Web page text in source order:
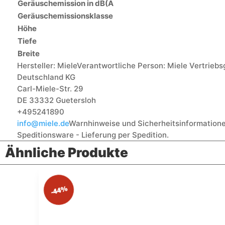
Geräuschemission in dB(A
Geräuschemissionsklasse
Höhe
Tiefe
Breite
Hersteller: MieleVerantwortliche Person: Miele
Deutschland KG
Carl-Miele-Str. 29
DE 33332 Guetersloh
+495241890
info@miele.deWarnhinweise und
Speditionsware - Lieferung per Spedition.
Ähnliche Produkte
-44%